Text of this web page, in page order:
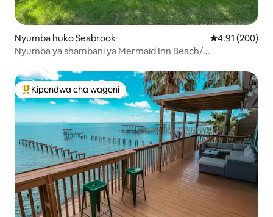
Nyumba huko Seabrook Ukadiriaji wa
4.91 (200)
Nyumba ya shambani ya Mermaid Inn Beach/
Kipendwa maarufu cha wageni
Kipendwa cha wageni